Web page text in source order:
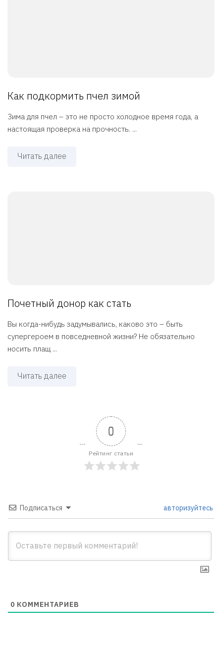
Как подкормить пчел зимой
Зима для пчел – это не просто холодное время года, а
настоящая проверка на прочность. ...
Читать далее
Почетный донор как стать
Вы когда-нибудь задумывались, каково это – быть
супергероем в повседневной жизни? Не обязательно
носить плащ ...
Читать далее
0
Рейтинг статьи
Подписаться авторизуйтесь
0 КОММЕНТАРИЕВ